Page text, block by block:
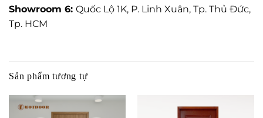
Showroom 6: Quốc Lộ 1K, P. Linh Xuân, Tp. Thủ Đức,
Tp. HCM
Sản phẩm tương tự